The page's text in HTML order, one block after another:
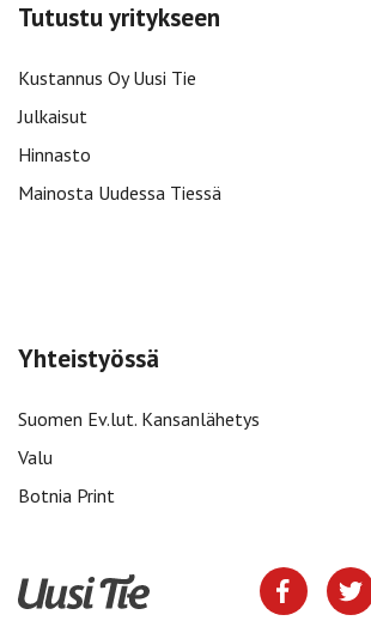
Tutustu yritykseen
Kustannus Oy Uusi Tie
Julkaisut
Hinnasto
Mainosta Uudessa Tiessä
Yhteistyössä
Suomen Ev.lut. Kansanlähetys
Valu
Botnia Print